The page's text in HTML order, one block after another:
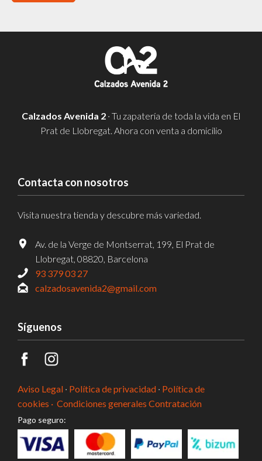
Calzados Avenida 2 · Tu zapatería de toda la vida en El
Prat de Llobregat. Ahora con venta a domicilio
Contacta con nosotros
Visita nuestra tienda y descubre más variedad.
Av. de la Verge de Montserrat, 199, El Prat de
Llobregat, 08820, Barcelona
93 379 03 27
calzadosavenida2@gmail.com
Síguenos
Aviso Legal · Política de privacidad · Política de
cookies · Condiciones generales Contratación
Pago seguro: